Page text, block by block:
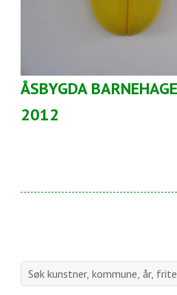
ÅSBYGDA
2012